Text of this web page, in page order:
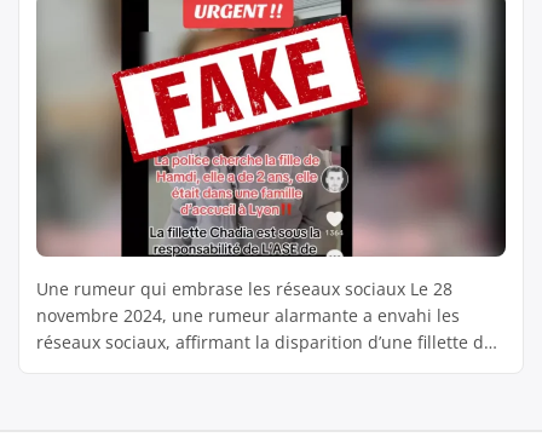
Une rumeur qui embrase les réseaux sociaux Le 28
novembre 2024, une rumeur alarmante a envahi les
réseaux sociaux, affirmant la disparition d’une fillette de